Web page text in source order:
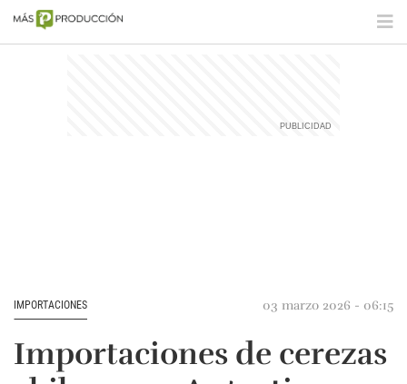
IMPORTACIONES 03 marzo 2026 - 06:15
Importaciones de cerezas